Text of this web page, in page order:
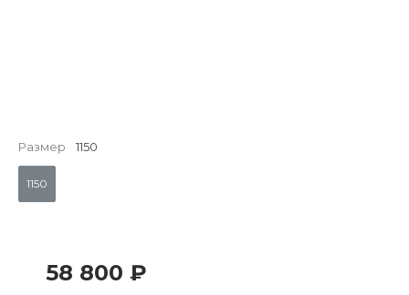
Размер 1150
1150
58 800 ₽